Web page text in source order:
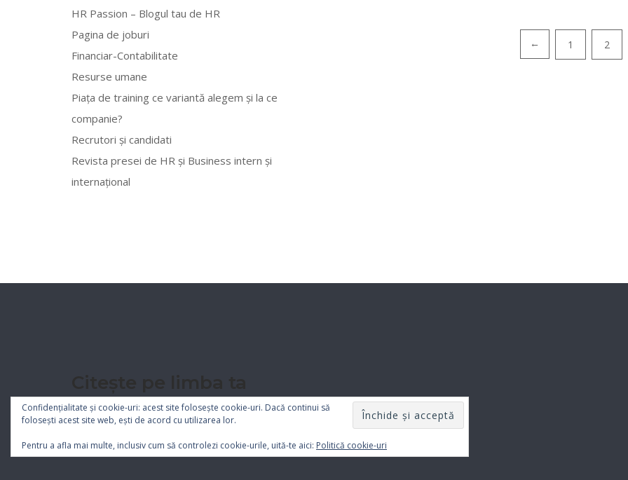
← 1 2
HR Passion – Blogul tau de HR
Pagina de joburi
Financiar-Contabilitate
Resurse umane
Piața de training ce variantă alegem și la ce
companie?
Recrutori și candidati
Revista presei de HR și Business intern și
internațional
Confidențialitate și cookie-uri: acest site folosește cookie-uri. Dacă continui să
folosești acest site web, ești de acord cu utilizarea lor.
Pentru a afla mai multe, inclusiv cum să controlezi cookie-urile, uită-te aici: Politică cookie-uri